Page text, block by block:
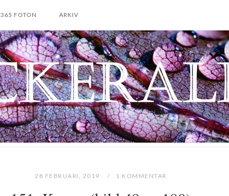
365 FOTON ARKIV
28 FEBRUARI, 2019 1 KOMMENTAR